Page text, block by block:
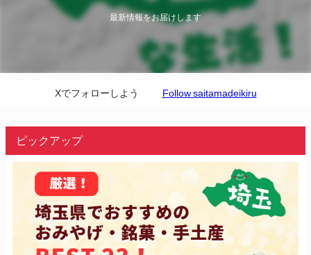
最新情報をお届けします
Xでフォローしよう Follow saitamadeikiru
ピックアップ